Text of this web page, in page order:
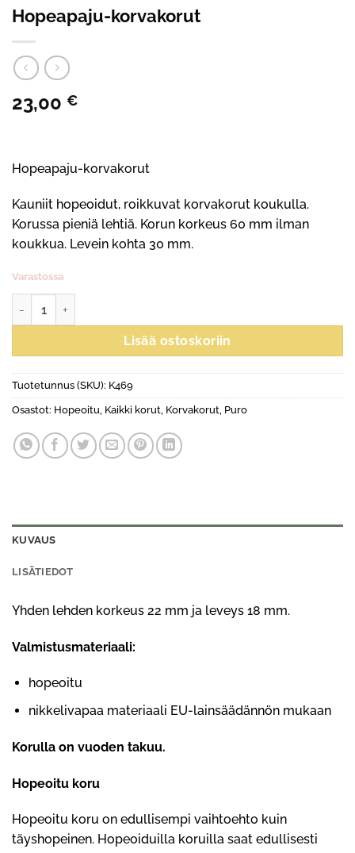
Hopeapaju-korvakorut
23,00 €
Hopeapaju-korvakorut
Kauniit hopeoidut, roikkuvat korvakorut koukulla.
Korussa pieniä lehtiä. Korun korkeus 60 mm ilman
koukkua. Levein kohta 30 mm.
Varastossa
Lisää ostoskoriin
Tuotetunnus (SKU): K469
Osastot: Hopeoitu Kaikki korut Korvakorut Puro
KUVAUS
LISÄTIEDOT
Yhden lehden korkeus 22 mm ja leveys 18 mm.
Valmistusmateriaali:
hopeoitu
nikkelivapaa materiaali EU-lainsäädännön mukaan
Korulla on vuoden takuu.
Hopeoitu koru
Hopeoitu koru on edullisempi vaihtoehto kuin
täyshopeinen. Hopeoiduilla koruilla saat edullisesti